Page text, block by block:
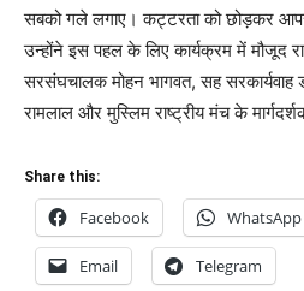
सबको गले लगाए। कट्टरता को छोड़कर
उन्होंने इस पहल के लिए कार्यक्रम में मौजूद
सरसंघचालक मोहन भागवत, सह सरकार्यवाह
रामलाल और मुस्लिम राष्ट्रीय मंच के
Share this:
Facebook WhatsApp
Email Telegram